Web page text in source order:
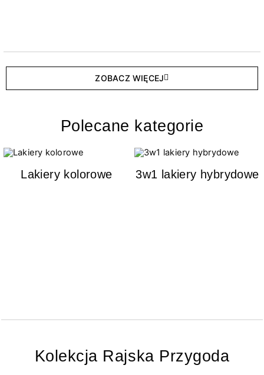
ZOBACZ WIĘCEJ
Polecane kategorie
Lakiery kolorowe 3w1 lakiery hybrydowe
Kolekcja Rajska Przygoda